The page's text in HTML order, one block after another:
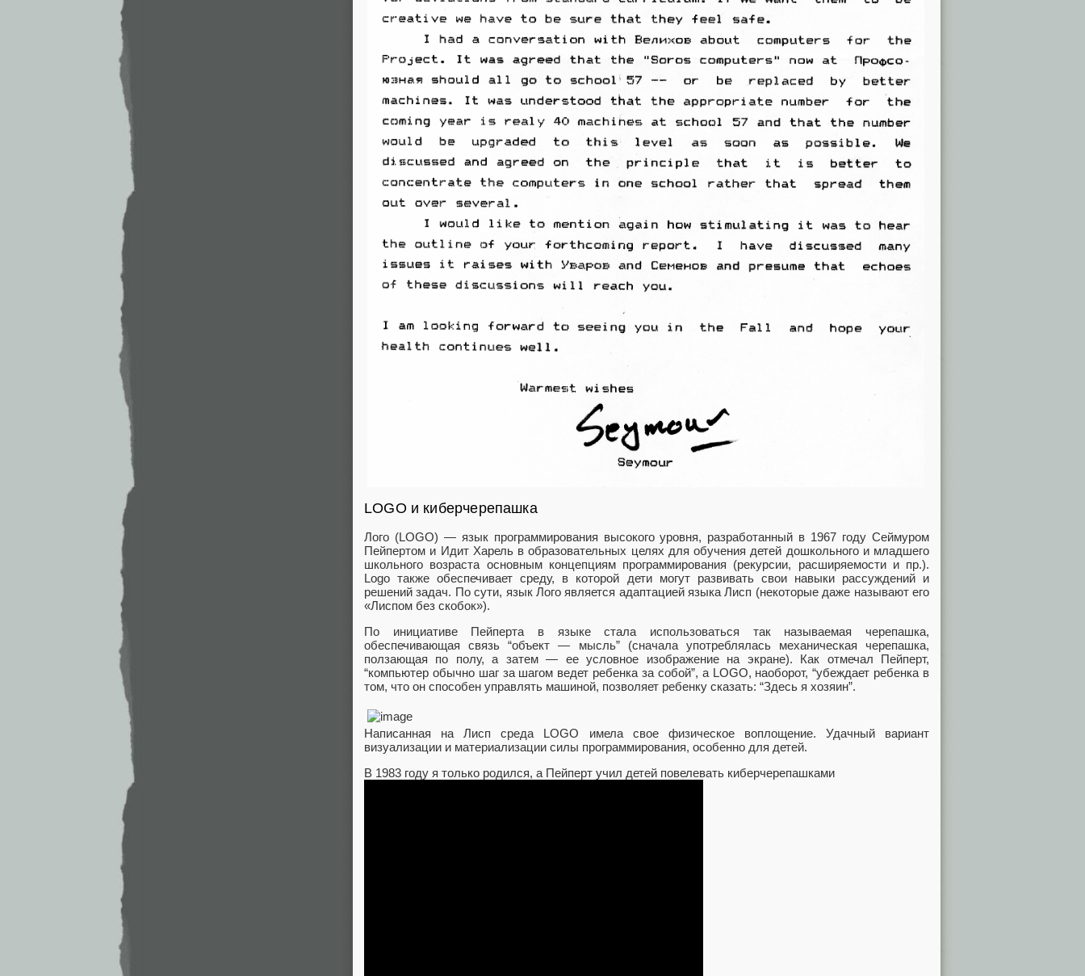
LOGO и киберчерепашка
Лого (LOGO) — язык программирования высокого уровня, разработанный в 1967 году Сеймуром
Пейпертом и Идит Харель в образовательных целях для обучения детей дошкольного и младшего
школьного возраста основным концепциям программирования (рекурсии, расширяемости и пр.).
Logo также обеспечивает среду, в которой дети могут развивать свои навыки рассуждений и
решений задач. По сути, язык Лого является адаптацией языка Лисп (некоторые даже называют его
«Лиспом без скобок»).
По инициативе Пейперта в языке стала использоваться так называемая черепашка,
обеспечивающая связь “объект — мысль” (сначала употреблялась механическая черепашка,
ползающая по полу, а затем — ее условное изображение на экране). Как отмечал Пейперт,
“компьютер обычно шаг за шагом ведет ребенка за собой”, а LOGO, наоборот, “убеждает ребенка в
том, что он способен управлять машиной, позволяет ребенку сказать: “Здесь я хозяин”.
Написанная на Лисп среда LOGO имела свое физическое воплощение. Удачный вариант
визуализации и материализации силы программирования, особенно для детей.
В 1983 году я только родился, а Пейперт учил детей повелевать киберчерепашками